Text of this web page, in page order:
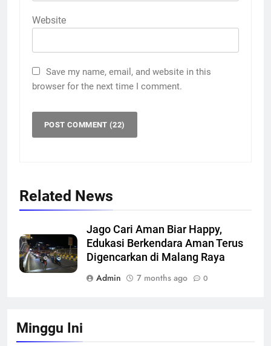
Website
Save my name, email, and website in this
browser for the next time I comment.
Related News
Jago Cari Aman Biar Happy,
Edukasi Berkendara Aman Terus
Digencarkan di Malang Raya
Admin
7 months ago 0
Minggu Ini